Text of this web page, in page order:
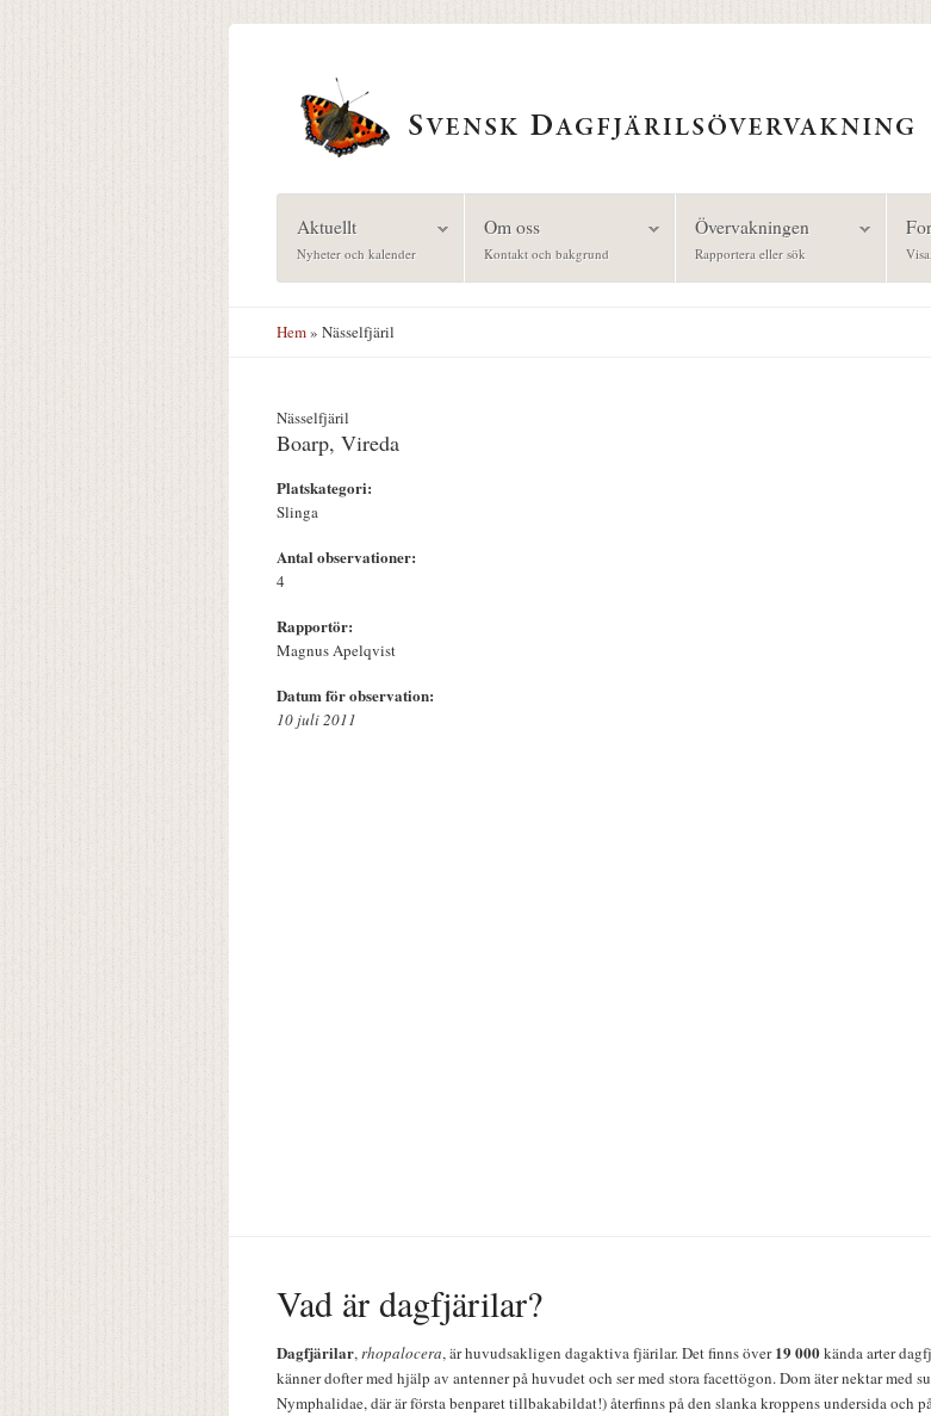
Aktuellt
Nyheter och kalender
Om oss
Kontakt och bakgrund
Övervakningen
Rapportera eller sök
Hem» Nässelfjäril
Nässelfjäril
Boarp, Vireda
Platskategori:
Slinga
Antal observationer:
4
Rapportör:
Magnus Apelqvist
Datum för observation:
10 juli 2011
Vad är dagfjärilar?
Dagfjärilar,rhopalocera, är huvudsakligen dagaktiva fjärilar. Det finns över19 000kända arter
känner dofter med hjälp av antenner på huvudet och ser med stora facettögon. Dom äter nektar med
Nymphalidae, där är första benparet tillbakabildat!) återfinns på den slanka kroppens undersida och